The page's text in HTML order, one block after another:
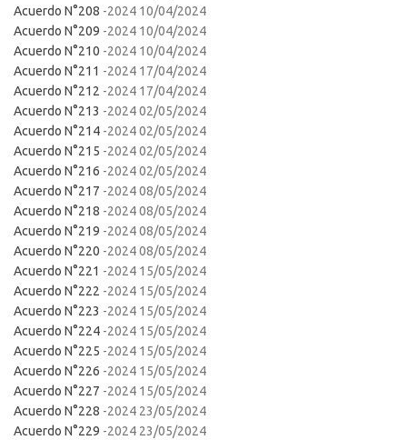
Acuerdo N°208 -2024 10/04/2024
Acuerdo N°209 -2024 10/04/2024
Acuerdo N°210 -2024 10/04/2024
Acuerdo N°211 -2024 17/04/2024
Acuerdo N°212 -2024 17/04/2024
Acuerdo N°213 -2024 02/05/2024
Acuerdo N°214 -2024 02/05/2024
Acuerdo N°215 -2024 02/05/2024
Acuerdo N°216 -2024 02/05/2024
Acuerdo N°217 -2024 08/05/2024
Acuerdo N°218 -2024 08/05/2024
Acuerdo N°219 -2024 08/05/2024
Acuerdo N°220 -2024 08/05/2024
Acuerdo N°221 -2024 15/05/2024
Acuerdo N°222 -2024 15/05/2024
Acuerdo N°223 -2024 15/05/2024
Acuerdo N°224 -2024 15/05/2024
Acuerdo N°225 -2024 15/05/2024
Acuerdo N°226 -2024 15/05/2024
Acuerdo N°227 -2024 15/05/2024
Acuerdo N°228 -2024 23/05/2024
Acuerdo N°229 -2024 23/05/2024